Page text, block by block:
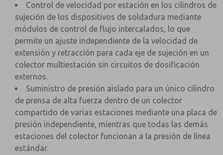
Control de velocidad por estación en los cilindros de
sujeción de los dispositivos de soldadura mediante
módulos de control de flujo intercalados, lo que
permite un ajuste independiente de la velocidad de
extensión y retracción para cada eje de sujeción en un
colector multiestación sin circuitos de dosificación
externos.
Suministro de presión aislado para un único cilindro
de prensa de alta fuerza dentro de un colector
compartido de varias estaciones mediante una placa de
presión independiente, mientras que todas las demás
estaciones del colector funcionan a la presión de línea
estándar.